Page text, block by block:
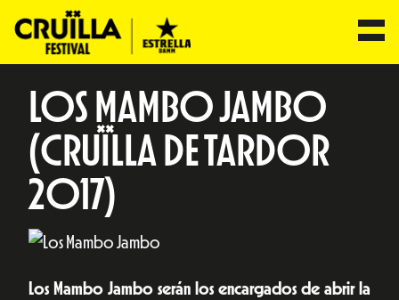
LOS MAMBO JAMBO
(CRUÏLLA DE TARDOR
2017)
Los Mambo Jambo serán los encargados de abrirla